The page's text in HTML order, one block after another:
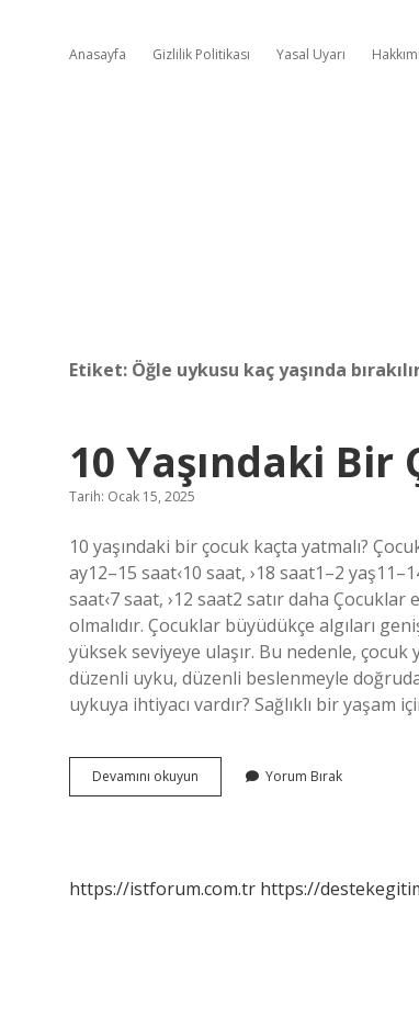
Anasayfa Gizlilik Politikası Yasal Uyarı
Etiket: Öğle uykusu kaç yaşında
10 Yaşındaki Bir
Tarih: Ocak 15, 2025
10 yaşındaki bir çocuk kaçta yatmalı?
ay12–15 saat‹10 saat, ›18 saat1–2
saat‹7 saat, ›12 saat2 satır daha
olmalıdır. Çocuklar büyüdükçe algıları
yüksek seviyeye ulaşır. Bu nedenle, çocuk
düzenli uyku, düzenli beslenmeyle
uykuya ihtiyacı vardır? Sağlıklı bir yaşam
Devamını okuyun
Yaşındaki
Uyumalı
Yorum Bırak
https://istforum.com.tr https://